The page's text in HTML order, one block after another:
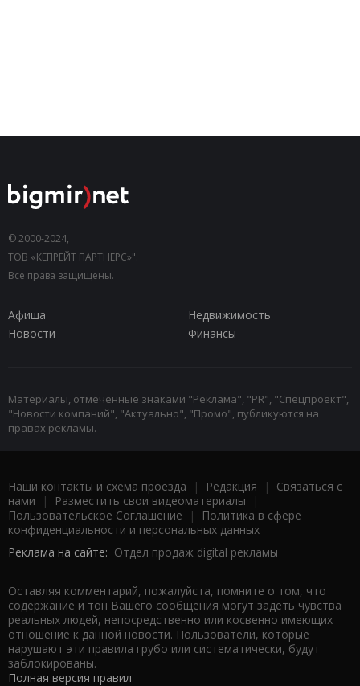
© 2000-2024,
ТОВ «КЕПРЕЙТ ПАРТНЕРС»".
Все права защищены.
Афиша
Недвижимость
Новости
Финансы
Материалы, отмеченные знаками "Реклама", "PR", "Спецпроект",
"Новости компаний", "Актуально", "Промо", публикуются на
правах рекламы.
Наши контакты и схема проезда | Редакция | Связаться с
нами | Разместить свои видеоматериалы |
Пользовательское Соглашение |
Политика в сфере
конфиденциальности и персональных данных
Реклама на сайте: Отдел продаж digital рекламы
Оставляя комментарий, пожалуйста, помните о том, что
содержание и тон Вашего сообщения могут задеть чувства
реальных людей, непосредственно или косвенно имеющих
отношение к данной новости. Пользователи, которые
нарушают эти правила грубо или систематически, будут
заблокированы.
Полная версия правил